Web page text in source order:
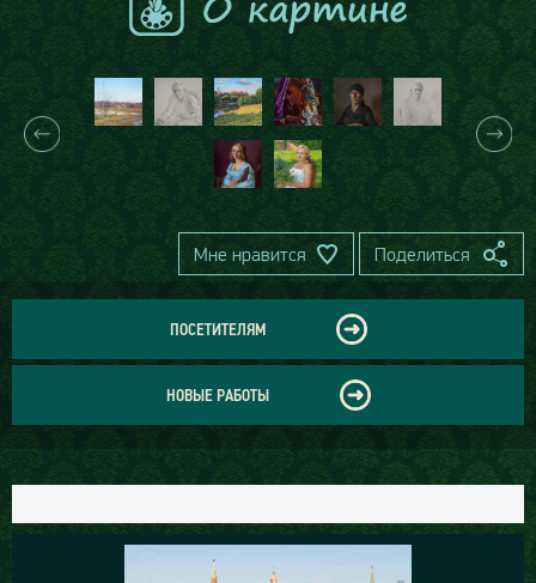
Мне нравится Поделиться
ПОСЕТИТЕЛЯМ
НОВЫЕ РАБОТЫ